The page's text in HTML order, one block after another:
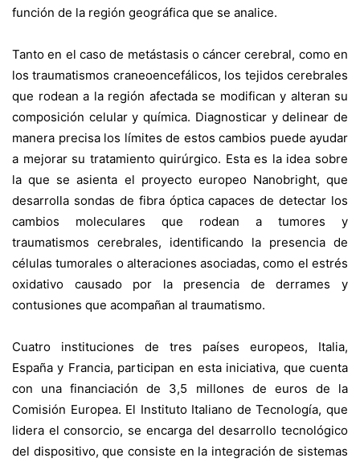
función de la región geográfica que se analice.
Tanto en el caso de metástasis o cáncer cerebral, como en
los traumatismos craneoencefálicos, los tejidos cerebrales
que rodean a la región afectada se modifican y alteran su
composición celular y química. Diagnosticar y delinear de
manera precisa los límites de estos cambios puede ayudar
a mejorar su tratamiento quirúrgico. Esta es la idea sobre
la que se asienta el proyecto europeo Nanobright, que
desarrolla sondas de fibra óptica capaces de detectar los
cambios moleculares que rodean a tumores y
traumatismos cerebrales, identificando la presencia de
células tumorales o alteraciones asociadas, como el estrés
oxidativo causado por la presencia de derrames y
contusiones que acompañan al traumatismo.
Cuatro instituciones de tres países europeos, Italia,
España y Francia, participan en esta iniciativa, que cuenta
con una financiación de 3,5 millones de euros de la
Comisión Europea. El Instituto Italiano de Tecnología, que
lidera el consorcio, se encarga del desarrollo tecnológico
del dispositivo, que consiste en la integración de sistemas